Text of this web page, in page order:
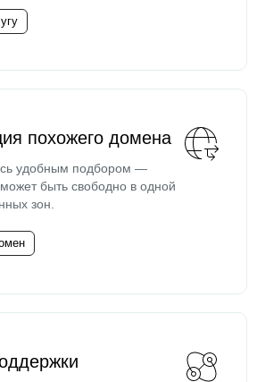
похожего домена
удобным подбором —
быть свободно в одной
зон.